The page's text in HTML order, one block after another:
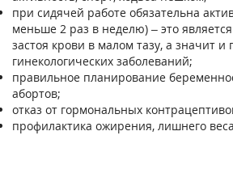
при сидячей работе обязательна
меньше 2 раз в неделю) – это
застоя крови в малом тазу, а значит и
гинекологических заболеваний;
правильное планирование
абортов;
отказ от гормональных
профилактика ожирения, лишнего